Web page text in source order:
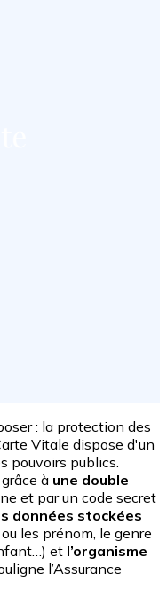
: la protection des
Vitale dispose d'un
pouvoirs publics.
grâce à une double
et par un code secret
données stockées
les prénom, le genre
et l’organisme
l’Assurance